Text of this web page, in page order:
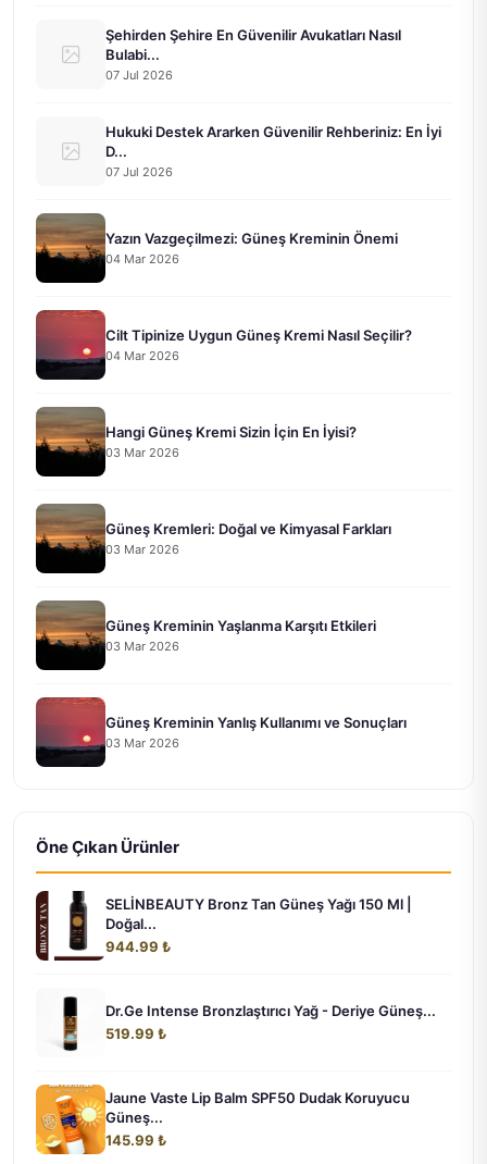
Şehirden Şehire En Güvenilir Avukatları Nasıl
Bulabi...
07 Jul 2026
Hukuki Destek Ararken Güvenilir Rehberiniz: En İyi
D...
07 Jul 2026
Yazın Vazgeçilmezi: Güneş Kreminin Önemi
04 Mar 2026
Cilt Tipinize Uygun Güneş Kremi Nasıl Seçilir?
04 Mar 2026
Hangi Güneş Kremi Sizin İçin En İyisi?
03 Mar 2026
Güneş Kremleri: Doğal ve Kimyasal Farkları
03 Mar 2026
Güneş Kreminin Yaşlanma Karşıtı Etkileri
03 Mar 2026
Güneş Kreminin Yanlış Kullanımı ve Sonuçları
03 Mar 2026
Öne Çıkan Ürünler
SELİNBEAUTY Bronz Tan Güneş Yağı 150 Ml |
Doğal...
944.99 ₺
Dr.Ge Intense Bronzlaştırıcı Yağ - Deriye Güneş...
519.99 ₺
Jaune Vaste Lip Balm SPF50 Dudak Koruyucu
Güneş...
145.99 ₺